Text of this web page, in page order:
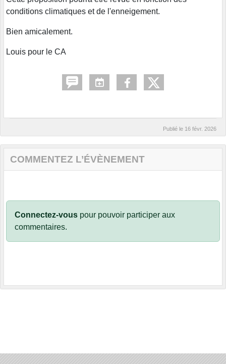
conditions climatiques et de l'enneigement.
Bien amicalement.
Louis pour le CA
Publié le 16 févr. 2026
COMMENTEZ L’ÉVÈNEMENT
Connectez-vous pour pouvoir participer aux
commentaires.